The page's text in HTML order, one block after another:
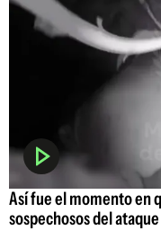
Así fue el momento en
sospechosos del